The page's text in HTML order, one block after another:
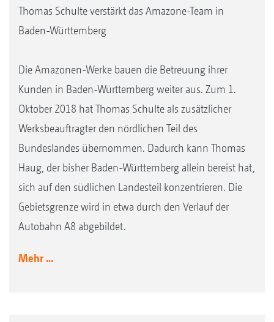
Thomas Schulte verstärkt das Amazone-Team in
Baden-Württemberg
Die Amazonen-Werke bauen die Betreuung ihrer
Kunden in Baden-Württemberg weiter aus. Zum 1.
Oktober 2018 hat Thomas Schulte als zusätzlicher
Werksbeauftragter den nördlichen Teil des
Bundeslandes übernommen. Dadurch kann Thomas
Haug, der bisher Baden-Württemberg allein bereist hat,
sich auf den südlichen Landesteil konzentrieren. Die
Gebietsgrenze wird in etwa durch den Verlauf der
Autobahn A8 abgebildet.
Mehr ...